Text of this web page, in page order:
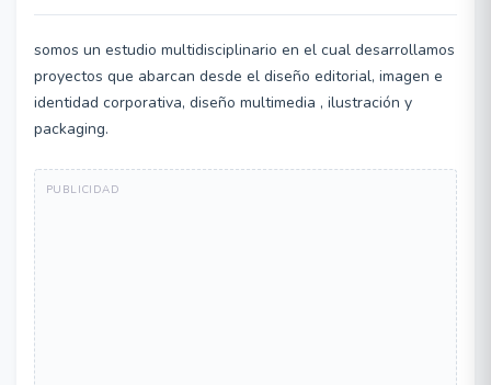
somos un estudio multidisciplinario en el cual desarrollamos
proyectos que abarcan desde el diseño editorial, imagen e
identidad corporativa, diseño multimedia , ilustración y
packaging.